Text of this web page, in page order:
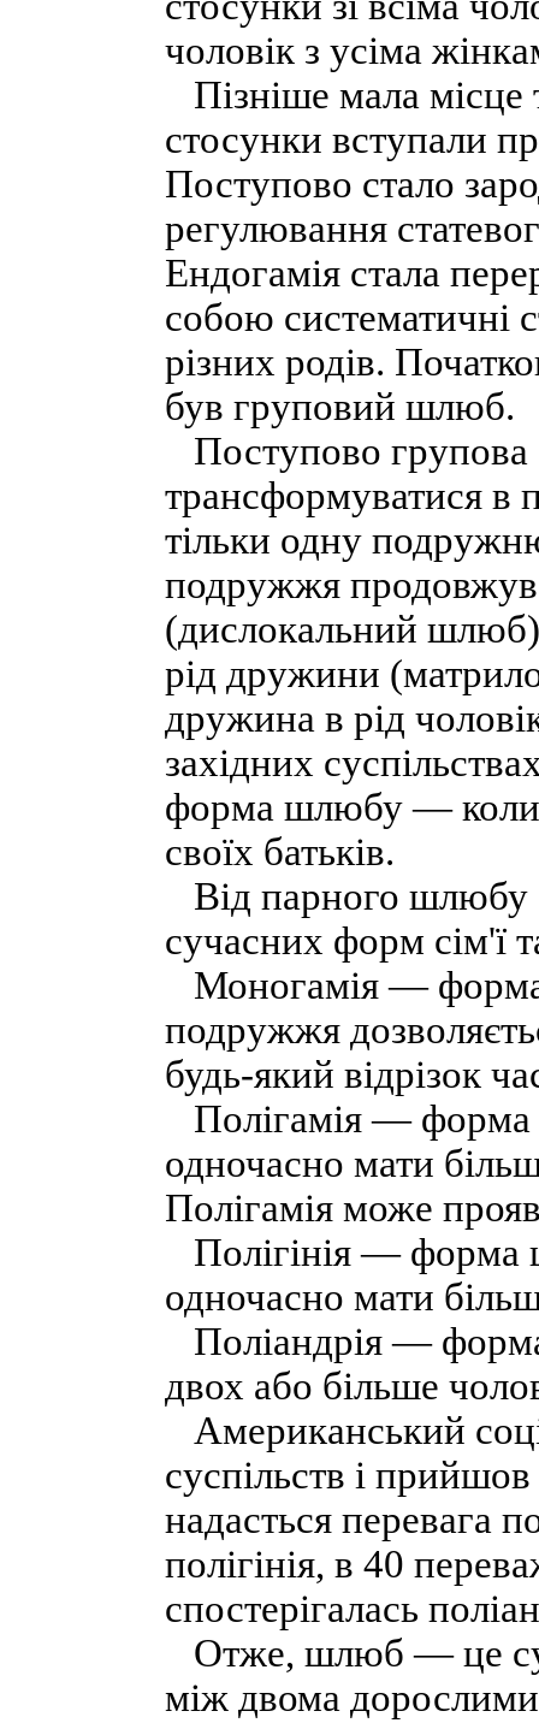
чоловік з усіма
Пізніше мала місце
стосунки вступали
Поступово стало
регулювання
Ендогамія стала
собою систематичні
різних родів.
був груповий шлюб.
Поступово групова
трансформуватися в
тільки одну
подружжя
(дислокальний
рід дружини
дружина в рід
західних
форма шлюбу — коли
своїх батьків.
Від парного шлюбу
сучасних форм сім'ї
Моногамія —
подружжя
будь-який відрізок
Полігамія —
одночасно мати
Полігамія може
Полігінія — форма
одночасно мати
Поліандрія —
двох або більше
Американський
суспільств і
надасться перевага
полігінія, в 40
спостерігалась
Отже, шлюб — це
між двома